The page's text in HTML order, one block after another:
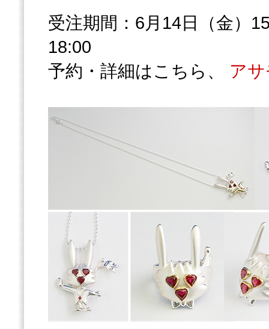
受注期間：6月14日（金）
18:00
予約・詳細はこちら、 ア